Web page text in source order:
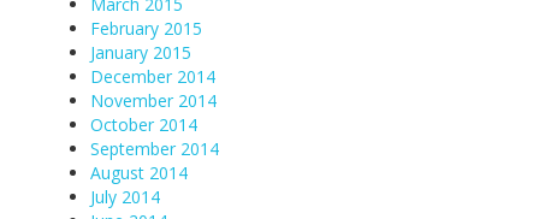
February 2015
January 2015
December 2014
November 2014
October 2014
September 2014
August 2014
July 2014